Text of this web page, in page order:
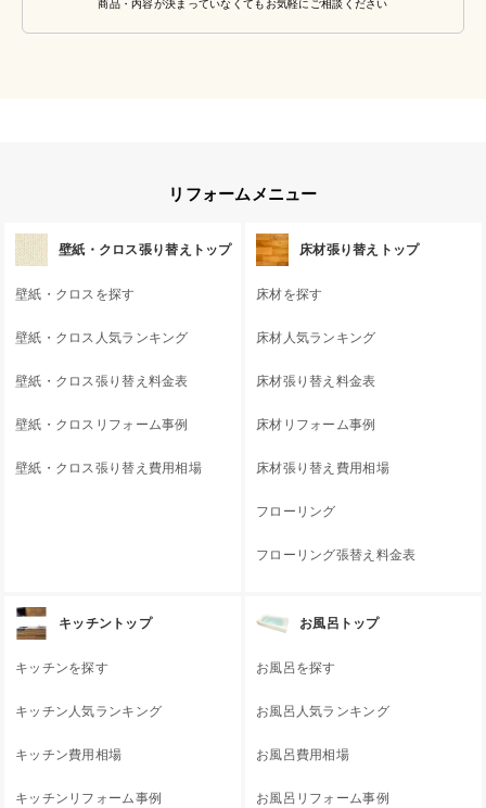
商品・内容が決まっていなくてもお気軽にご相談ください
リフォームメニュー
壁紙・クロス張り替えトップ
壁紙・クロスを探す
壁紙・クロス人気ランキング
壁紙・クロス張り替え料金表
壁紙・クロスリフォーム事例
壁紙・クロス張り替え費用相場
床材張り替えトップ
床材を探す
床材人気ランキング
床材張り替え料金表
床材リフォーム事例
床材張り替え費用相場
フローリング
フローリング張替え料金表
キッチントップ
キッチンを探す
キッチン人気ランキング
キッチン費用相場
キッチンリフォーム事例
お風呂トップ
お風呂を探す
お風呂人気ランキング
お風呂費用相場
お風呂リフォーム事例